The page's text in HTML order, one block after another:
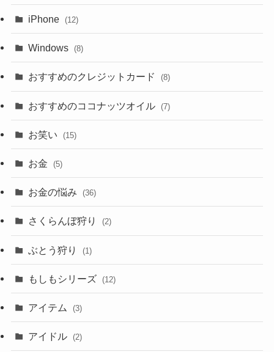
iPhone (12)
Windows (8)
おすすめのクレジットカード (8)
おすすめのココナッツオイル (7)
お笑い (15)
お金 (5)
お金の悩み (36)
さくらんぼ狩り (2)
ぶとう狩り (1)
もしもシリーズ (12)
アイテム (3)
アイドル (2)